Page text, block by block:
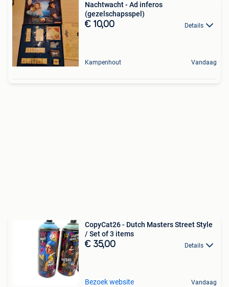
Nachtwacht - Ad inferos
(gezelschapsspel)
€ 10,00 Details
Kampenhout Vandaag
CopyCat26 - Dutch Masters Street Style
/ Set of 3 items
€ 35,00 Details
Bezoek website Vandaag